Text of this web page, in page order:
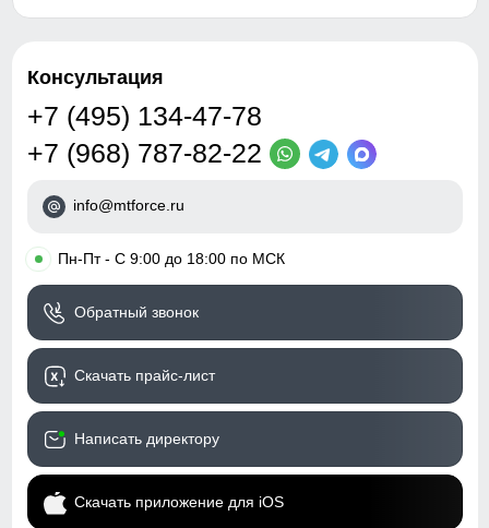
Консультация
+7 (495) 134-47-78
+7 (968) 787-82-22
info@mtforce.ru
• Пн-Пт - С 9:00 до 18:00 по МСК
Обратный звонок
Скачать прайс-лист
Написать директору
Скачать приложение для iOS